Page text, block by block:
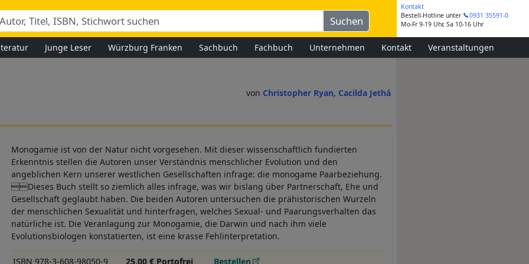
Kontakt
Bestell-Hotline unter
0931 35591-0
Mo-Fr 9-19 Uhr, Sa 10-16 Uhr
Junge Leser Würzburg Franken Sachbuch Fachbuch Unternehmen Kontakt Veranstaltungen
Christopher Ryan Cacilda Jethá
Monogamie ist von der Natur nicht vorgesehen. Mit dieser wissenschaftlich fundierten
Erkenntnis stellen die Autoren unser Verständnis menschlicher Evolution und den
angeblichen Kern unserer westlichen Gesellschaften infrage: die monogame Paarbeziehung.
Dieses Buch stellt so ziemlich alles infrage, was wir bislang über Partnerschaft, Ehe und
Gesellschaft geglaubt haben. Die beiden Autoren untersuchen die prähistorischen Wurzeln
der menschlichen Sexualität und hinterfragen, welches Sexual- und Paarungsverhalten das
natürliche ist. Die Veranlagung zur Monogamie, die Darwin und nach ihm viele
Evolutionsbiologen konstatierten, ist eine krasse Fehlinterpretation.
ISBN 978-3-608-98050-9 25,00 € Portofrei Bestellen